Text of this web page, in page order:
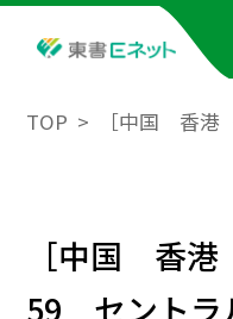
TOP ［中国 香港
［中国 香港
59 セントラ